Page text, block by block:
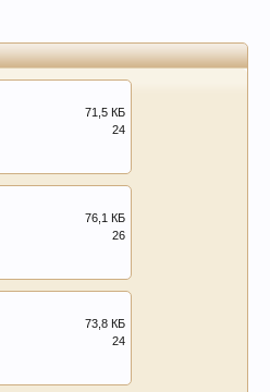
71,5 КБ
24
76,1 КБ
26
73,8 КБ
24